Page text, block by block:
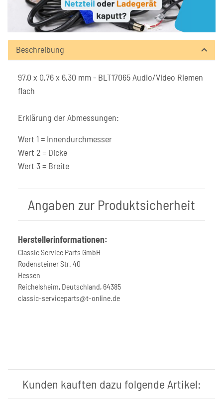
Beschreibung
97,0 x 0,76 x 6,30 mm - BLT17065 Audio/Video Riemen
flach
Erklärung der Abmessungen:
Wert 1 = Innendurchmesser
Wert 2 = Dicke
Wert 3 = Breite
Angaben zur Produktsicherheit
Herstellerinformationen:
Classic Service Parts GmbH
Rodensteiner Str. 40
Hessen
Reichelsheim, Deutschland, 64385
classic-serviceparts@t-online.de
Kunden kauften dazu folgende Artikel: